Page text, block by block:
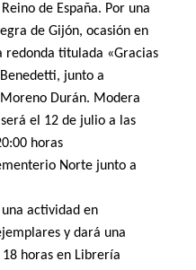
de España. Por una
de Gijón, ocasión en
redonda titulada «Gracias
junto a
Durán. Modera
el 12 de julio a las
horas
Norte junto a
actividad en
y dará una
horas en Librería